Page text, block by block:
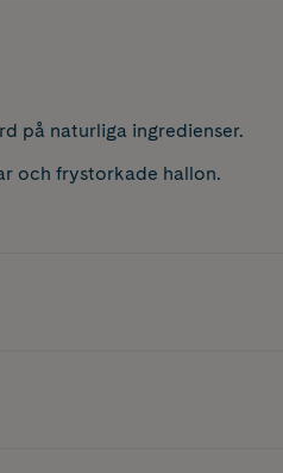
på naturliga ingredienser.
och frystorkade hallon.